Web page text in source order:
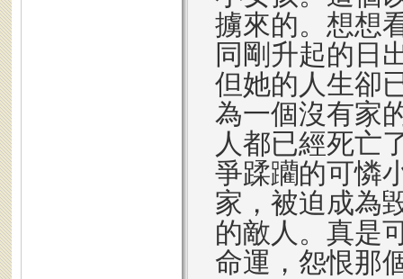
擄來的。想想
同剛升起的日
但她的人生卻
為一個沒有家
人都已經死亡
爭蹂躪的可憐
家，被迫成為
的敵人。真是
命運，怨恨那